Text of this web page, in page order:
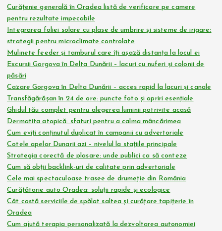
Curățenie generală în Oradea listă de verificare pe camere
pentru rezultate impecabile
Integrarea foliei solare cu plase de umbrire și sisteme de irigare:
strategii pentru microclimate controlate
Mulinete feeder și tamburul care îți așază distanța la locul ei
Excursii Gorgova în Delta Dunării – lacuri cu nuferi și colonii de
păsări
Cazare Gorgova în Delta Dunării – acces rapid la lacuri și canale
Transfăgărășan în 24 de ore: puncte foto și opriri esențiale
Ghidul tău complet pentru alegerea luminii potrivite acasă
Dermatita atopică: sfaturi pentru a calma mâncărimea
Cum eviți conținutul duplicat în campanii cu advertoriale
Cotele apelor Dunarii azi – nivelul la stațiile principale
Strategia corectă de plasare: unde publici ca să conteze
Cum să obții backlink-uri de calitate prin advertoriale
Cele mai spectaculoase trasee de drumeție din România
Curățătorie auto Oradea: soluții rapide și ecologice
Cât costă serviciile de spălat saltea și curățare tapițerie în
Oradea
Cum ajută terapia personalizată la dezvoltarea autonomiei